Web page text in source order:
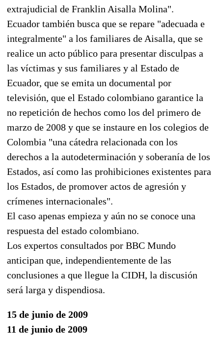
extrajudicial de Franklin Aisalla Molina".
Ecuador también busca que se repare "adecuada e
integralmente" a los familiares de Aisalla, que se
realice un acto público para presentar disculpas a
las víctimas y sus familiares y al Estado de
Ecuador, que se emita un documental por
televisión, que el Estado colombiano garantice la
no repetición de hechos como los del primero de
marzo de 2008 y que se instaure en los colegios de
Colombia "una cátedra relacionada con los
derechos a la autodeterminación y soberanía de los
Estados, así como las prohibiciones existentes para
los Estados, de promover actos de agresión y
crímenes internacionales".
El caso apenas empieza y aún no se conoce una
respuesta del estado colombiano.
Los expertos consultados por BBC Mundo
anticipan que, independientemente de las
conclusiones a que llegue la CIDH, la discusión
será larga y dispendiosa.
15 de junio de 2009
11 de junio de 2009